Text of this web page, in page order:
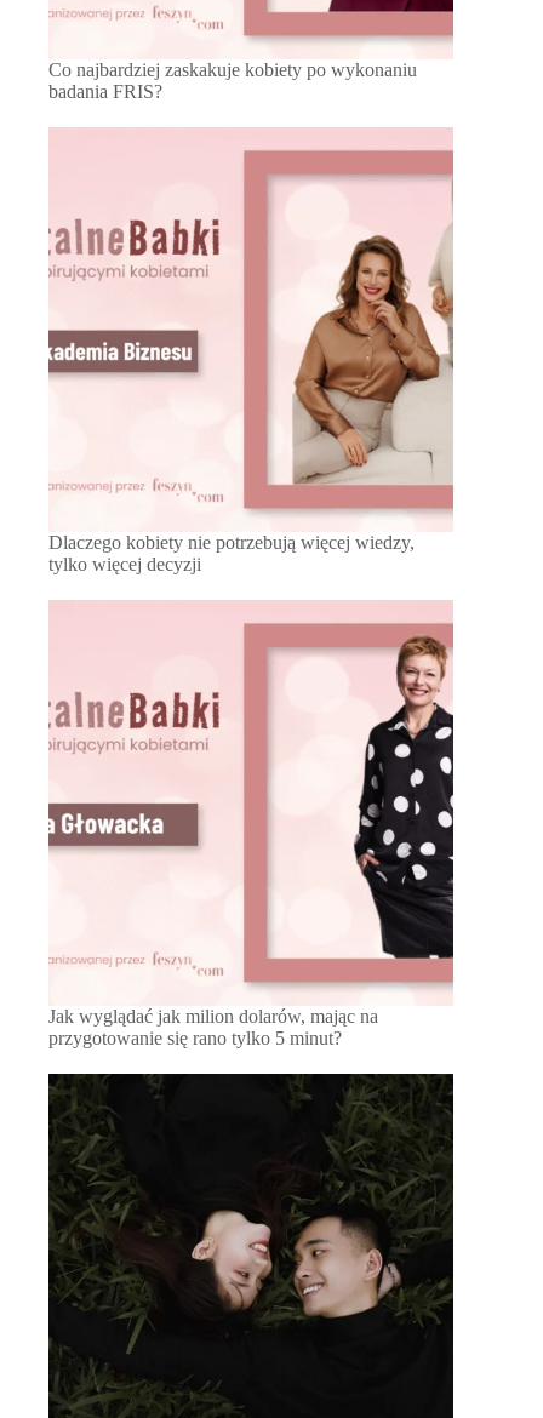
Co najbardziej zaskakuje kobiety po wykonaniu
badania FRIS?
Dlaczego kobiety nie potrzebują więcej wiedzy,
tylko więcej decyzji
Jak wyglądać jak milion dolarów, mając na
przygotowanie się rano tylko 5 minut?